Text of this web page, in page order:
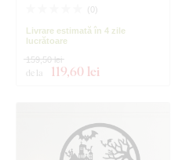
( 0)
Livrare estimată în 4 zile
lucrătoare
de la 119,60 lei
159,50 lei